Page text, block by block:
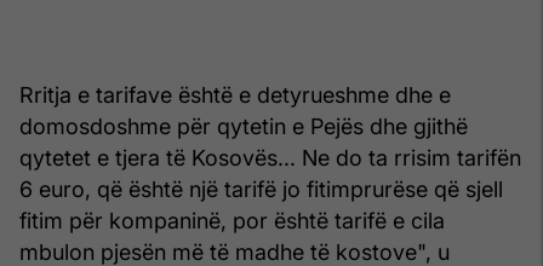
Rritja e tarifave është e detyrueshme dhe e
domosdoshme për qytetin e Pejës dhe gjithë
qytetet e tjera të Kosovës... Ne do ta rrisim tarifën
6 euro, që është një tarifë jo fitimprurëse që sjell
fitim për kompaninë, por është tarifë e cila
mbulon pjesën më të madhe të kostove", u